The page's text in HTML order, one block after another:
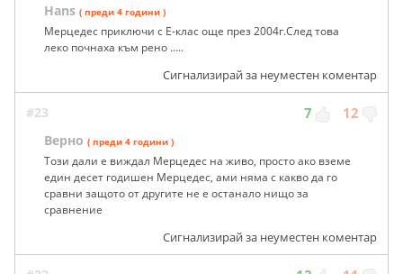
Hans ( преди 4 години )
Мерцедес приключи с Е-клас още през 2004г.След това
леко почнаха към рено .....
Сигнализирай за неуместен коментар
#23 7 12
Верно ( преди 4 години )
Този дали е виждал Мерцедес на живо, просто ако вземе
един десет годишен Мерцедес, ами няма с какво да го
сравни защото от другите не е останало нищо за
сравнение
Сигнализирай за неуместен коментар